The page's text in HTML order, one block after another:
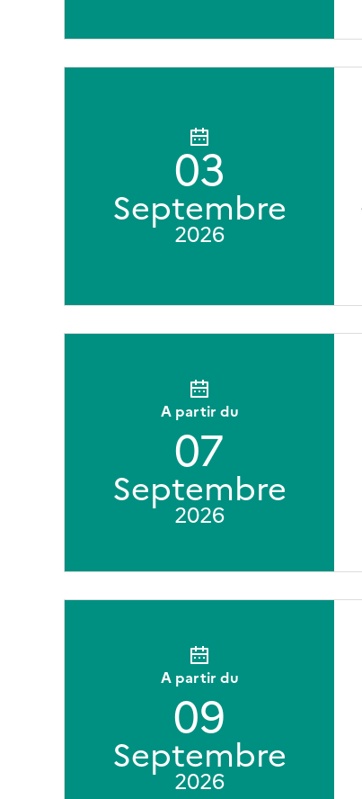
03
Septembre
2026
A partir du
07
Septembre
2026
A partir du
09
Septembre
2026